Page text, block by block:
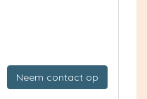
Neem contact op